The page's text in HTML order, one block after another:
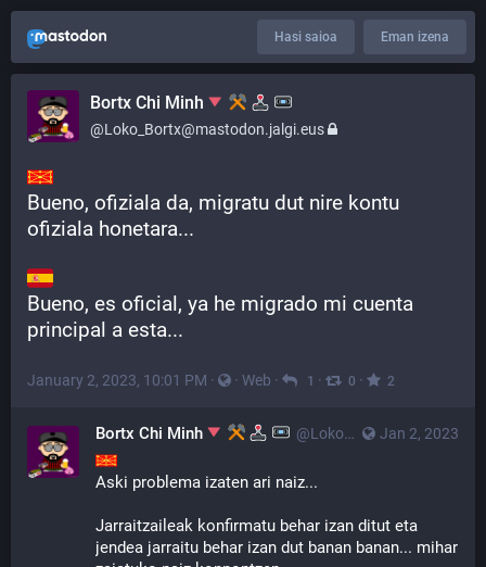
Hasi saioa Eman izena
Bortx Chi Minh
@Loko_Bortx@mastodon.jalgi.eus
Bueno, ofiziala da, migratu dut nire kontu
ofiziala honetara...
Bueno, es oficial, ya he migrado mi cuenta
principal a esta...
January 2, 2023, 10:01 PM · · Web · 1 · 0 · 2
Jan 2, 2023
Bortx Chi Minh @Loko_Bortx@mastodon.jalgi.eus
Aski problema izaten ari naiz...
Jarraitzaileak konfirmatu behar izan ditut eta
jendea jarraitu behar izan dut banan banan... mihar